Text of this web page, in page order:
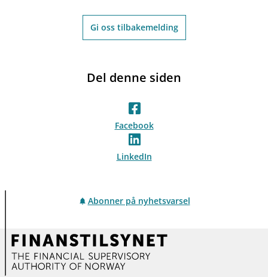
Gi oss tilbakemelding
Del denne siden
Facebook
LinkedIn
Abonner på nyhetsvarsel